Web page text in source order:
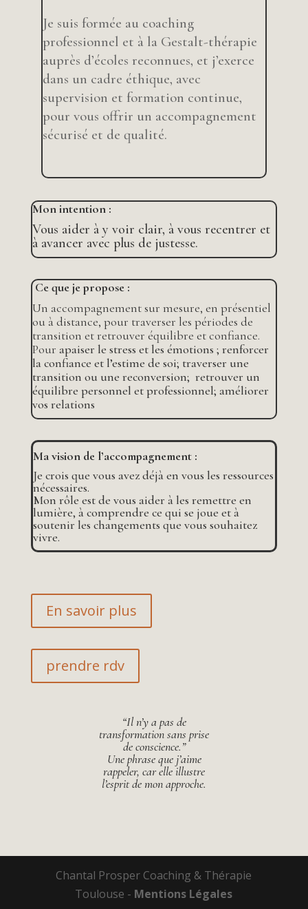
Je suis formée au coaching
professionnel et à la Gestalt-thérapie
auprès d’écoles reconnues, et j’exerce
dans un cadre éthique, avec
supervision et formation continue,
pour vous offrir un accompagnement
sécurisé et de qualité.
Mon intention :
Vous aider à y voir clair, à vous recentrer et
à avancer avec plus de justesse.
Ce que je propose :
Un accompagnement sur mesure, en présentiel
ou à distance, pour traverser les périodes de
transition et retrouver équilibre et confiance.
Pour apaiser le stress et les émotions ; renforcer
la confiance et l’estime de soi; traverser une
transition ou une reconversion; retrouver un
équilibre personnel et professionnel; améliorer
vos relations
Ma vision de l’accompagnement :
Je crois que vous avez déjà en vous les ressources
nécessaires.
Mon rôle est de vous aider à les remettre en
lumière, à comprendre ce qui se joue et à
soutenir les changements que vous souhaitez
vivre.
En savoir plus
prendre rdv
“Il n’y a pas de
transformation sans prise
de conscience.”
Une phrase que j’aime
rappeler, car elle illustre
l’esprit de mon approche.
Chantal Prosper Coaching & Thérapie
Toulouse - Mentions Légales